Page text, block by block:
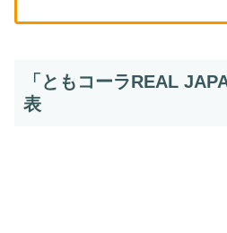
「ともコーラREAL
表